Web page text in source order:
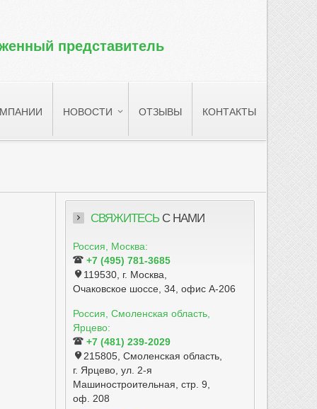
представитель
НОВОСТИ ОТЗЫВЫ КОНТАКТЫ
СВЯЖИТЕСЬС НАМИ
Россия, Москва:
+7 (495) 781-3685
119530, г. Москва,
Очаковское шоссе, 34, офис А-206
Россия, Смоленская область,
Ярцево:
+7 (481) 239-2029
215805, Смоленская область,
г. Ярцево, ул. 2-я
Машиностроительная, стр. 9,
оф. 208